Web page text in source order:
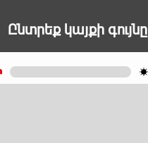
Ընտրեք կայքի գույնը